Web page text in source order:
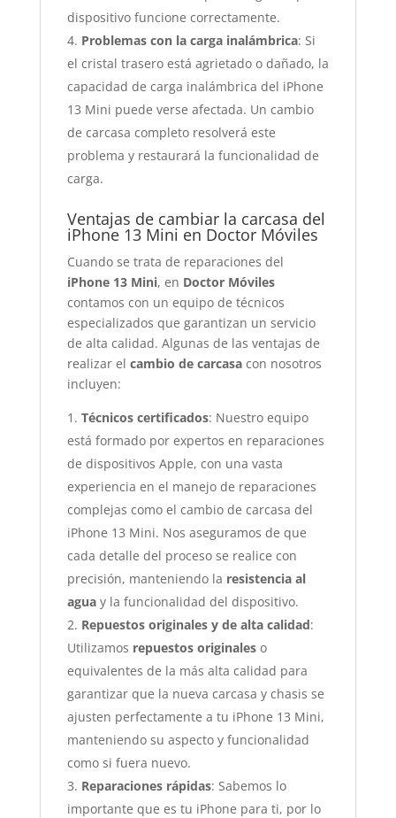
dispositivo funcione correctamente.
Problemas con la carga inalámbrica: Si
el cristal trasero está agrietado o dañado, la
capacidad de carga inalámbrica del iPhone
13 Mini puede verse afectada. Un cambio
de carcasa completo resolverá este
problema y restaurará la funcionalidad de
carga.
Ventajas de cambiar la carcasa del
iPhone 13 Mini en Doctor Móviles
Cuando se trata de reparaciones del
iPhone 13 Mini, en Doctor Móviles
contamos con un equipo de técnicos
especializados que garantizan un servicio
de alta calidad. Algunas de las ventajas de
realizar el cambio de carcasacon nosotros
incluyen:
Técnicos certificados: Nuestro equipo
está formado por expertos en reparaciones
de dispositivos Apple, con una vasta
experiencia en el manejo de reparaciones
complejas como el cambio de carcasa del
iPhone 13 Mini. Nos aseguramos de que
cada detalle del proceso se realice con
precisión, manteniendo la resistencia al
aguay la funcionalidad del dispositivo.
Repuestos originales y de alta calidad:
Utilizamos repuestos originaleso
equivalentes de la más alta calidad para
garantizar que la nueva carcasa y chasis se
ajusten perfectamente a tu iPhone 13 Mini,
manteniendo su aspecto y funcionalidad
como si fuera nuevo.
Reparaciones rápidas: Sabemos lo
importante que es tu iPhone para ti, por lo